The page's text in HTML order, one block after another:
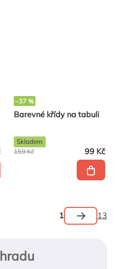
–37 %
Barevné křídy na tabuli
99 Kč
159 Kč
Skladem
1 13